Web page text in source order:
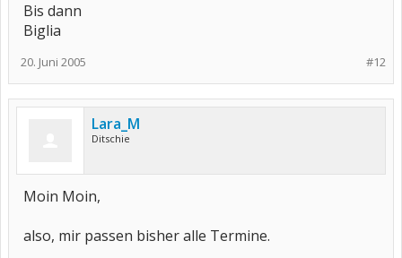
Bis dann
Biglia
#12
20. Juni 2005
Lara_M
Ditschie
Moin Moin,
also, mir passen bisher alle Termine.